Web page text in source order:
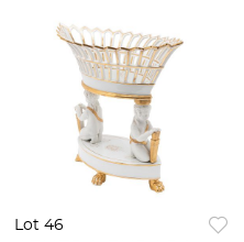
Lot 46